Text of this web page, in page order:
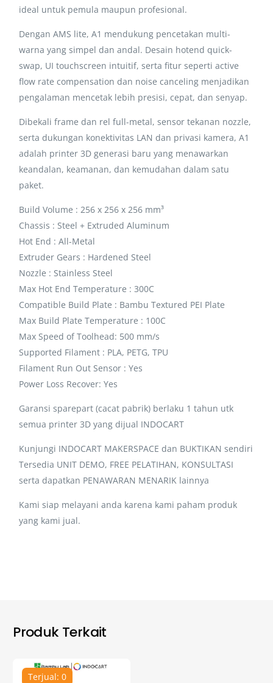
ideal untuk pemula maupun profesional.
Dengan AMS lite, A1 mendukung pencetakan multi-
warna yang simpel dan andal. Desain hotend quick-
swap, UI touchscreen intuitif, serta fitur seperti active
flow rate compensation dan noise canceling menjadikan
pengalaman mencetak lebih presisi, cepat, dan senyap.
Dibekali frame dan rel full-metal, sensor tekanan nozzle,
serta dukungan konektivitas LAN dan privasi kamera, A1
adalah printer 3D generasi baru yang menawarkan
keandalan, keamanan, dan kemudahan dalam satu
paket.
Build Volume : 256 x 256 x 256 mm³
Chassis : Steel + Extruded Aluminum
Hot End : All-Metal
Extruder Gears : Hardened Steel
Nozzle : Stainless Steel
Max Hot End Temperature : 300C
Compatible Build Plate : Bambu Textured PEI Plate
Max Build Plate Temperature : 100C
Max Speed of Toolhead: 500 mm/s
Supported Filament : PLA, PETG, TPU
Filament Run Out Sensor : Yes
Power Loss Recover: Yes
Garansi sparepart (cacat pabrik) berlaku 1 tahun utk
semua printer 3D yang dijual INDOCART
Kunjungi INDOCART MAKERSPACE dan BUKTIKAN sendiri
Tersedia UNIT DEMO, FREE PELATIHAN, KONSULTASI
serta dapatkan PENAWARAN MENARIK lainnya
Kami siap melayani anda karena kami paham produk
yang kami jual.
Produk Terkait
Terjual: 0